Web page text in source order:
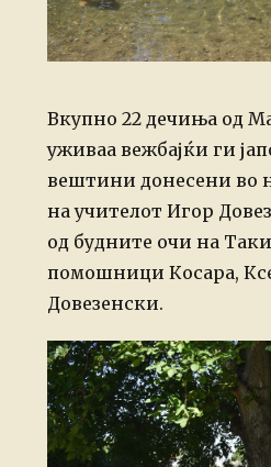
Вкупно 22 дечиња од
уживаа вежбајќи ги
вештини донесени во
на учителот Игор
од будните очи на
помошници Косара,
Довезенски.